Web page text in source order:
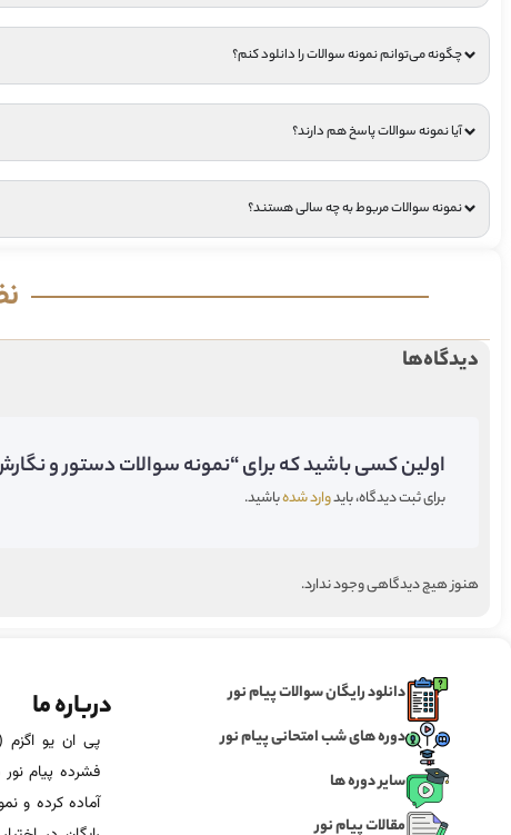
چگونه می‌توانم نمونه سوالات را دانلود کنم؟
آیا نمونه سوالات پاسخ هم دارند؟
نمونه سوالات مربوط به چه سالی هستند؟
دیدگاه‌ها
اولین کسی باشید که برای “نمونه سوالات دستور و نگارش 1 پیام نور” دیدگاه
برای ثبت دیدگاه، بایدوارد شدهباشید.
هنوز هیچ دیدگاهی وجود ندارد.
دانلود رایگان سوالات پیام نور
دوره های شب امتحانی پیام نور
سایر دوره ها
مقالات پیام نور
درباره ما
فشرده پیام
آماده‌ کرده و